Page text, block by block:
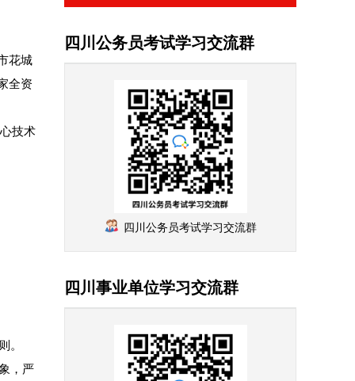
花城
全资
技术
。
，严
四川公务员考试学习交流群
四川公务员考试学习交流群
四川事业单位学习交流群